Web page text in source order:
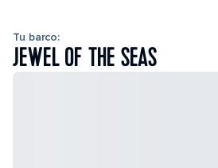
Tu barco:
JEWEL OF THE SEAS